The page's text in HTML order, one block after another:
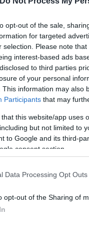
opt-out of the sale,
for targeted
selection. Please note
interest-based ads
to third parties
of your personal
This information may also
Participants that may
that this website/app uses
but not limited to
to Google and its third-
consent section.
Data Processing Opt Outs
opt-out of the Sharing of
ισχυρό
στο
στον
για τις φωτιές
περιοχές της